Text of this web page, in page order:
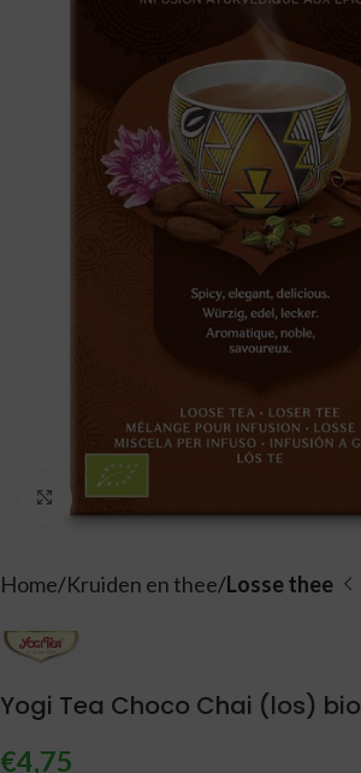
Vergroten
Home Kruiden en thee Losse thee
Yogi Tea Choco Chai (los) bio
€4,75